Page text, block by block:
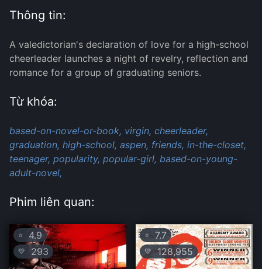
Thông tin:
A valedictorian's declaration of love for a high-school
cheerleader launches a night of revelry, reflection and
romance for a group of graduating seniors.
Từ khóa:
based-on-novel-or-book, virgin, cheerleader,
graduation, high-school, aspen, friends, in-the-closet,
teenager, popularity, popular-girl, based-on-young-
adult-novel,
Phim liên quan:
⭐ 4.9
💛 293
⭐ 7.7
💛 128,955